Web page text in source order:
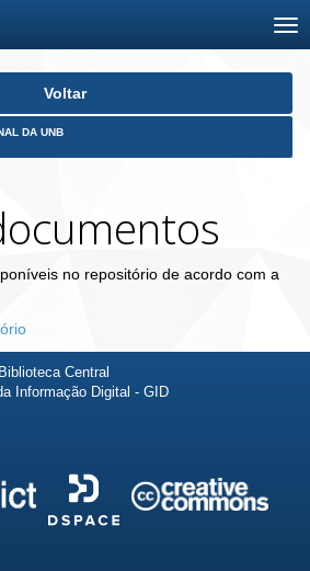
Voltar
DA UNB
no repositório de acordo com a
Central
Informação Digital - GID